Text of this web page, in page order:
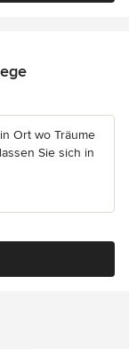
Ort wo Träume
Sie sich in